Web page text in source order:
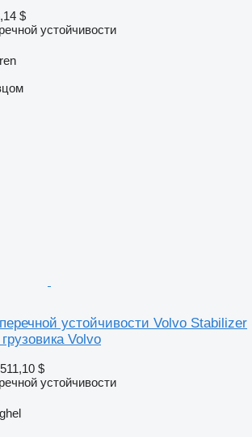
$
устойчивости
устойчивости Volvo Stabilizer
Volvo
$
устойчивости